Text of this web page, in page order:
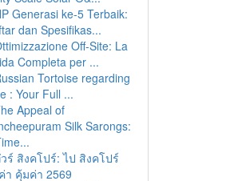
Generasi ke-5 Terbaik:
dan Spesifikas...
Off-Site: La
Completa per ...
Tortoise regarding
: Your Full ...
Appeal of
Silk Sarongs:
ร์ สิงคโปร์: ไป สิงคโปร์
า คุ้มค่า 2569